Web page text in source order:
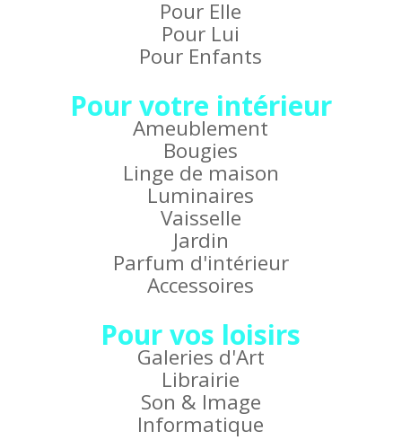
Pour Elle
Pour Lui
Pour Enfants
Pour votre intérieur
Ameublement
Bougies
Linge de maison
Luminaires
Vaisselle
Jardin
Parfum d'intérieur
Accessoires
Pour vos loisirs
Galeries d'Art
Librairie
Son & Image
Informatique